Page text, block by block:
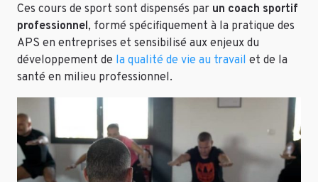
Ces cours de sport sont dispensés par un coach sportif
professionnel, formé spécifiquement à la pratique des
APS en entreprises et sensibilisé aux enjeux du
développement de la qualité de vie au travail et de la
santé en milieu professionnel.